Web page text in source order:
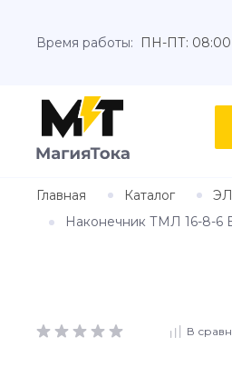
Время работы: ПН-ПТ:
Главная Каталог
Наконечник ТМЛ 16-8-6
В